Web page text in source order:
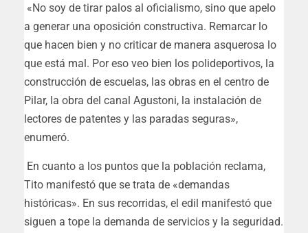
«No soy de tirar palos al oficialismo, sino que apelo
a generar una oposición constructiva. Remarcar lo
que hacen bien y no criticar de manera asquerosa lo
que está mal. Por eso veo bien los polideportivos, la
construcción de escuelas, las obras en el centro de
Pilar, la obra del canal Agustoni, la instalación de
lectores de patentes y las paradas seguras»,
enumeró.
En cuanto a los puntos que la población reclama,
Tito manifestó que se trata de «demandas
históricas». En sus recorridas, el edil manifestó que
siguen a tope la demanda de servicios y la seguridad.